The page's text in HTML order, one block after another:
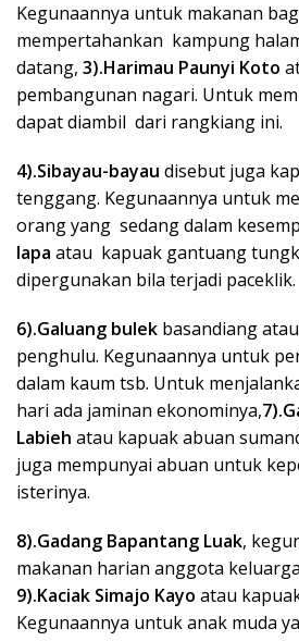
Kegunaannya untuk makanan
mempertahankan kampung
datang, 3).Harimau Paunyi Koto
pembangunan nagari. Untuk
dapat diambil dari rangkiang ini.
4).Sibayau-bayau disebut juga
tenggang. Kegunaannya untuk
orang yang sedang dalam
lapa atau kapuak gantuang
dipergunakan bila terjadi paceklik.
6).Galuang bulek basandiang
penghulu. Kegunaannya untuk
dalam kaum tsb. Untuk
hari ada jaminan ekonominya,
Labieh atau kapuak abuan
juga mempunyai abuan untuk
isterinya.
8).Gadang Bapantang Luak,
makanan harian anggota
9).Kaciak Simajo Kayo atau
Kegunaannya untuk anak muda